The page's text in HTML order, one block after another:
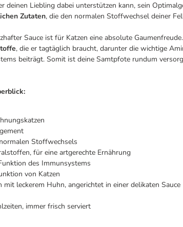
deinen Liebling dabei unterstützen kann, sein
Zutaten, die den normalen Stoffwechsel deiner
Sauce ist für Katzen eine absolute
, die er tagtäglich braucht, darunter die wichtige
beiträgt. Somit ist deine Samtpfote rundum
Stoffwechsels
für eine artgerechte Ernährung
des Immunsystems
von Katzen
mit leckerem Huhn, angerichtet in einer delikaten Sauce
immer frisch serviert